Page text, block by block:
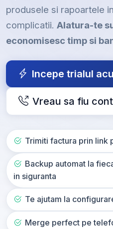
produsele si rapoartele
complicatii. Alatura-te
economisesc timp si
Incepe trialul
Vreau sa fiu
Trimiti factura prin link
Backup automat la
in siguranta
Te ajutam la
Merge perfect pe